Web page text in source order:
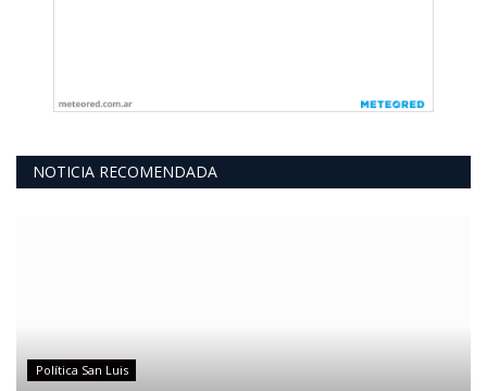
NOTICIA RECOMENDADA
Política San Luis